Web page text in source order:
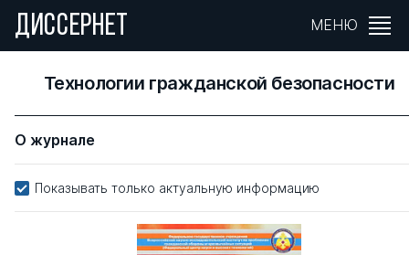
ДИССЕРНЕТ МЕНЮ
Технологии гражданской безопасности
О журнале
Показывать только актуальную информацию